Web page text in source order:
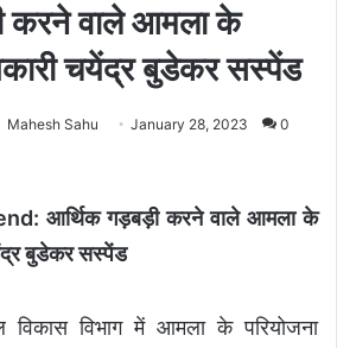
करने वाले आमला के
चयेंद्र बुडेकर सस्पेंड
Mahesh Sahu January 28, 2023 0
आर्थिक गड़बड़ी करने वाले आमला के
बुडेकर सस्पेंड
विकास विभाग में आमला के परियोजना